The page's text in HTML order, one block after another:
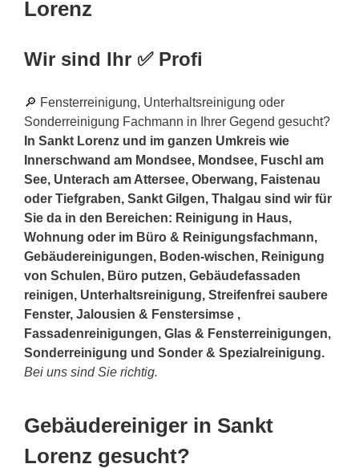
Lorenz
Wir sind Ihr ✅ Profi
🔎 Fensterreinigung, Unterhaltsreinigung oder
Sonderreinigung Fachmann in Ihrer Gegend gesucht?
In Sankt Lorenz und im ganzen Umkreis wie
Innerschwand am Mondsee, Mondsee, Fuschl am
See, Unterach am Attersee, Oberwang, Faistenau
oder Tiefgraben, Sankt Gilgen, Thalgau sind wir für
Sie da in den Bereichen: Reinigung in Haus,
Wohnung oder im Büro & Reinigungsfachmann,
Gebäudereinigungen, Boden-wischen, Reinigung
von Schulen, Büro putzen, Gebäudefassaden
reinigen, Unterhaltsreinigung, Streifenfrei saubere
Fenster, Jalousien & Fenstersimse ,
Fassadenreinigungen, Glas & Fensterreinigungen,
Sonderreinigung und Sonder & Spezialreinigung.
Bei uns sind Sie richtig.
Gebäudereiniger in Sankt
Lorenz gesucht?